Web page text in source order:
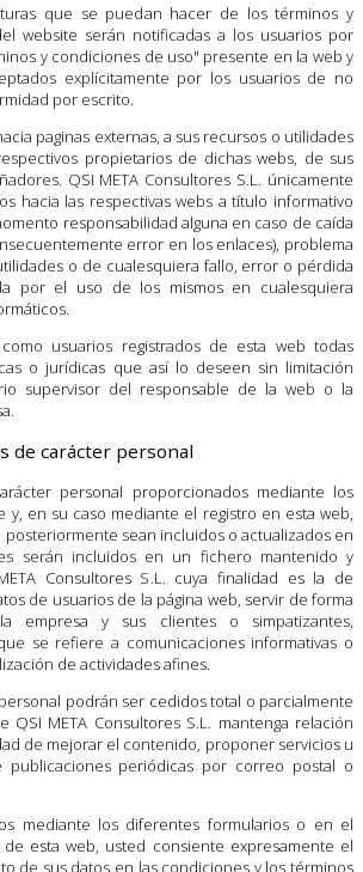
que se puedan hacer de los términos y
website serán notificadas a los usuarios por
y condiciones de uso" presente en la web y
explícitamente por los usuarios de no
por escrito.
paginas externas, a sus recursos o utilidades
propietarios de dichas webs, de sus
QSI META Consultores S.L. únicamente
hacia las respectivas webs a título informativo
responsabilidad alguna en caso de caída
error en los enlaces), problema
o de cualesquiera fallo, error o pérdida
por el uso de los mismos en cualesquiera
usuarios registrados de esta web todas
o jurídicas que así lo deseen sin limitación
supervisor del responsable de la web o la
de carácter personal
personal proporcionados mediante los
y, en su caso mediante el registro en esta web,
posteriormente sean incluidos o actualizados en
serán incluidos en un fichero mantenido y
Consultores S.L. cuya finalidad es la de
de usuarios de la página web, servir de forma
empresa y sus clientes o simpatizantes,
se refiere a comunicaciones informativas o
de actividades afines.
podrán ser cedidos total o parcialmente
META Consultores S.L. mantenga relación
de mejorar el contenido, proponer servicios u
periódicas por correo postal o
mediante los diferentes formularios o en el
esta web, usted consiente expresamente el
de sus datos en las condiciones y los términos